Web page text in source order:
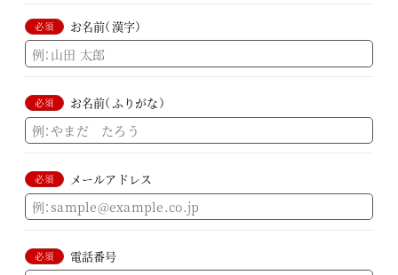
必須 お名前（漢字）
必須 お名前（ふりがな）
必須 メールアドレス
必須 電話番号